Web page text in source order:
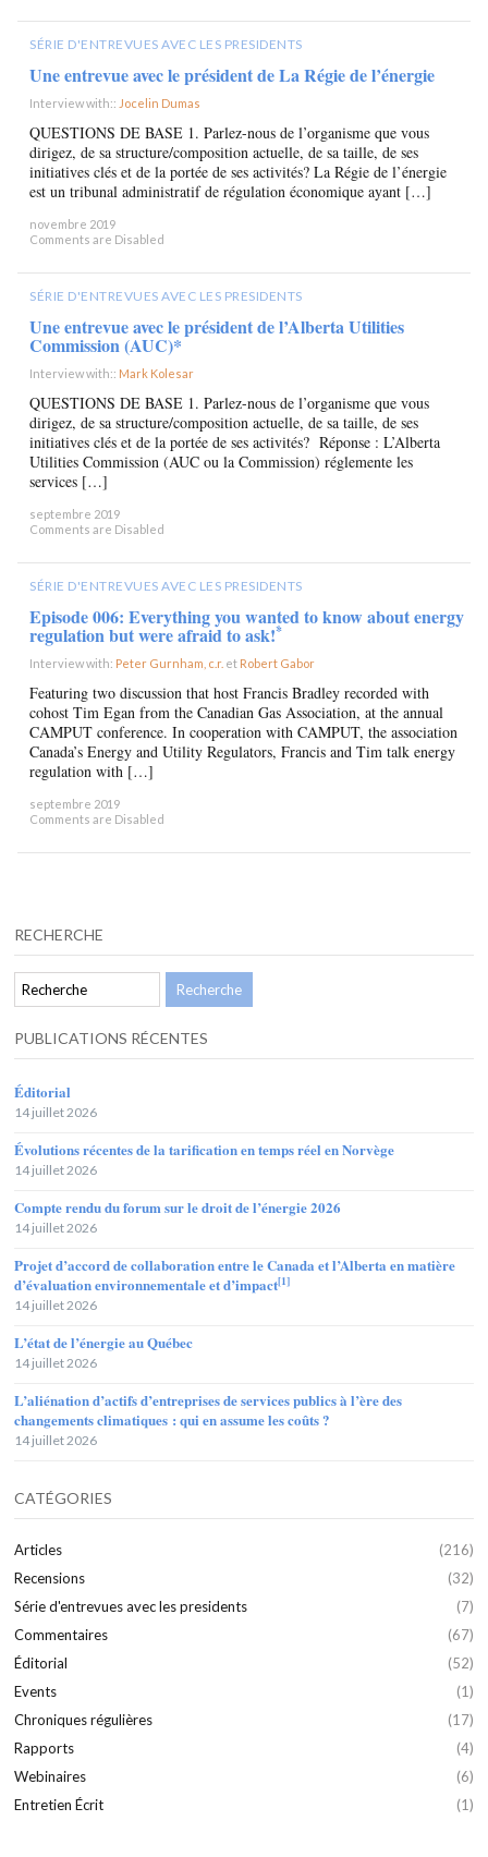
SÉRIE D'ENTREVUES AVEC LES PRESIDENTS
Une entrevue avec le président de La Régie de l’énergie
Interview with:: Jocelin Dumas
QUESTIONS DE BASE 1. Parlez-nous de l’organisme que vous
dirigez, de sa structure/composition actuelle, de sa taille, de ses
initiatives clés et de la portée de ses activités? La Régie de l’énergie
est un tribunal administratif de régulation économique ayant […]
novembre 2019
Comments are Disabled
SÉRIE D'ENTREVUES AVEC LES PRESIDENTS
Une entrevue avec le président de l’Alberta Utilities
Commission (AUC)*
Interview with:: Mark Kolesar
QUESTIONS DE BASE 1. Parlez-nous de l’organisme que vous
dirigez, de sa structure/composition actuelle, de sa taille, de ses
initiatives clés et de la portée de ses activités? Réponse : L’Alberta
Utilities Commission (AUC ou la Commission) réglemente les
services […]
septembre 2019
Comments are Disabled
SÉRIE D'ENTREVUES AVEC LES PRESIDENTS
Episode 006: Everything you wanted to know about energy
regulation but were afraid to ask!*
Interview with: Peter Gurnham, c.r. et Robert Gabor
Featuring two discussion that host Francis Bradley recorded with
cohost Tim Egan from the Canadian Gas Association, at the annual
CAMPUT conference. In cooperation with CAMPUT, the association
Canada’s Energy and Utility Regulators, Francis and Tim talk energy
regulation with […]
septembre 2019
Comments are Disabled
RECHERCHE
PUBLICATIONS RÉCENTES
Éditorial
14 juillet 2026
Évolutions récentes de la tarification en temps réel en Norvège
14 juillet 2026
Compte rendu du forum sur le droit de l’énergie 2026
14 juillet 2026
Projet d’accord de collaboration entre le Canada et l’Alberta en matière
d’évaluation environnementale et d’impact[1]
14 juillet 2026
L’état de l’énergie au Québec
14 juillet 2026
L’aliénation d’actifs d’entreprises de services publics à l’ère des
changements climatiques : qui en assume les coûts ?
14 juillet 2026
CATÉGORIES
Articles
(216)
Recensions
(32)
Série d'entrevues avec les presidents
(7)
Commentaires
(67)
Éditorial
(52)
Events
(1)
Chroniques régulières
(17)
Rapports
(4)
Webinaires
(6)
Entretien Écrit
(1)